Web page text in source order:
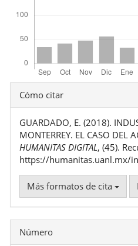
Detalles
del
artículo
Cómo citar
GUARDADO, E. (2018).
MONTERREY. EL CASO DEL
HUMANITAS DIGITAL, (45).
https://humanitas.uanl.mx/
Más formatos de cita
Número